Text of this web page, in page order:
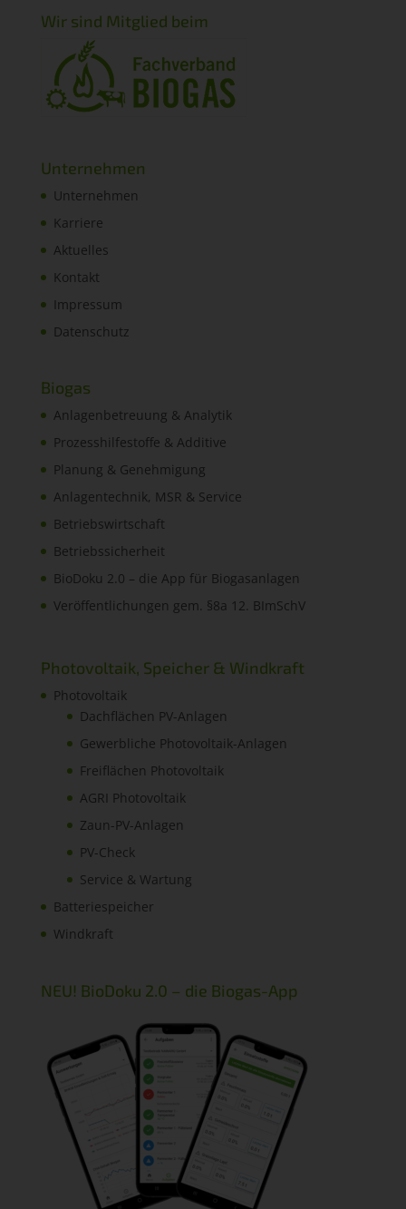
Wir sind Mitglied beim
Unternehmen
Unternehmen
Karriere
Aktuelles
Kontakt
Impressum
Datenschutz
Biogas
Anlagenbetreuung & Analytik
Prozesshilfestoffe & Additive
Planung & Genehmigung
Anlagentechnik, MSR & Service
Betriebswirtschaft
Betriebssicherheit
BioDoku 2.0 – die App für Biogasanlagen
Veröffentlichungen gem. §8a 12. BImSchV
Photovoltaik, Speicher & Windkraft
Photovoltaik
Dachflächen PV-Anlagen
Gewerbliche Photovoltaik-Anlagen
Freiflächen Photovoltaik
AGRI Photovoltaik
Zaun-PV-Anlagen
PV-Check
Service & Wartung
Batteriespeicher
Windkraft
NEU! BioDoku 2.0 – die Biogas-App